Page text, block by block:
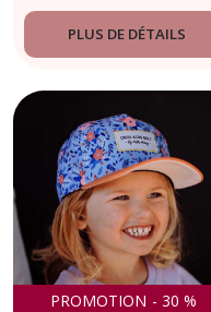
casquette enfant
tendancePLUS DE DÉTAILS
PROMOTION - 30 %